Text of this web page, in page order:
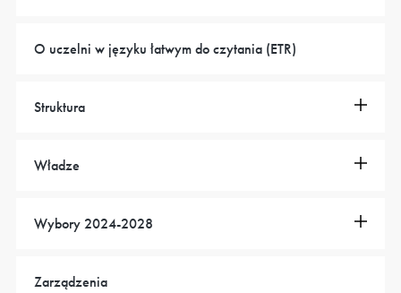
O uczelni w języku łatwym do czytania (ETR)
Struktura
Władze
Wybory 2024-2028
Zarządzenia